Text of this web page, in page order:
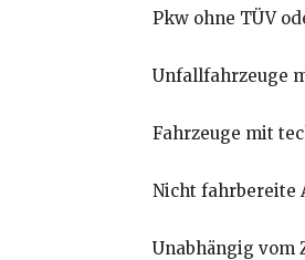
Pkw ohne TÜV
Unfallfahrzeuge
Fahrzeuge mit
Nicht fahrbereite
Unabhängig vom